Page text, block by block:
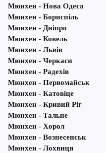
Мюнхен - Нова Одеса
Мюнхен - Бориспіль
Мюнхен - Дніпро
Мюнхен - Ковель
Мюнхен - Львів
Мюнхен - Черкаси
Мюнхен - Радехів
Мюнхен - Первомайськ
Мюнхен - Катовіце
Мюнхен - Кривий Ріг
Мюнхен - Тальне
Мюнхен - Хорол
Мюнхен - Вознесенськ
Мюнхен - Лохвиця